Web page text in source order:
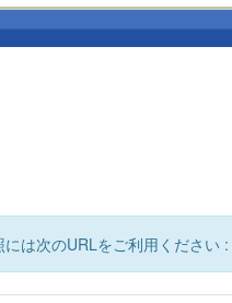
は次のURLをご利用ください :